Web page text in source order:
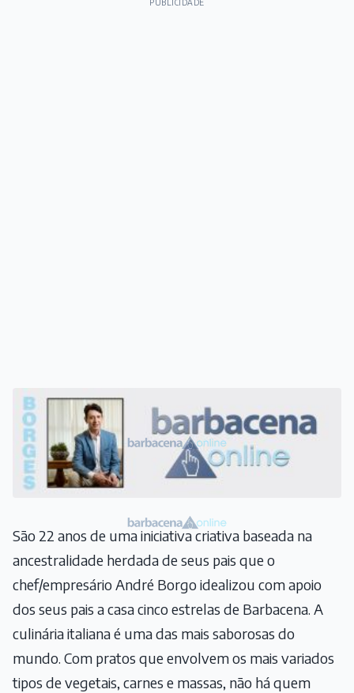
PUBLICIDADE
São 22 anos de uma iniciativa criativa baseada na
ancestralidade herdada de seus pais que o
chef/empresário André Borgo idealizou com apoio
dos seus pais a casa cinco estrelas de Barbacena. A
culinária italiana é uma das mais saborosas do
mundo. Com pratos que envolvem os mais variados
tipos de vegetais, carnes e massas, não há quem